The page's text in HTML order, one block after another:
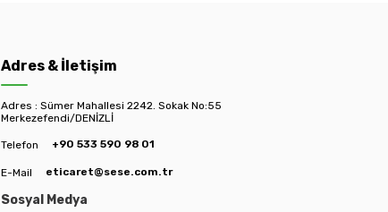
Adres & İletişim
Adres : Sümer Mahallesi 2242. Sokak No:55
Merkezefendi/DENİZLİ
Telefon +90 533 590 98 01
E-Mail eticaret@sese.com.tr
Sosyal Medya